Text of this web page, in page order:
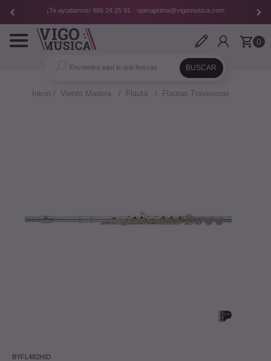
¡Te ayudamos! 986 24 25 91 · operaprima@vigomusica.com
0
Toggle
navigation
Inicio Viento Madera Flauta Flautas Traveseras
BYFL482HID